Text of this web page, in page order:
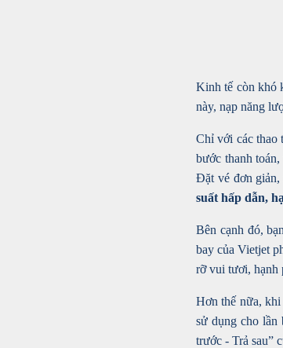
Kinh tế còn khó
này, nạp năng
Chỉ với các thao
bước thanh
Đặt vé đơn giản,
suất hấp dẫn,
Bên cạnh đó,
bay của Vietjet
rỡ vui tươi, hạnh
Hơn thế nữa, khi
sử dụng cho
trước - Trả sau”